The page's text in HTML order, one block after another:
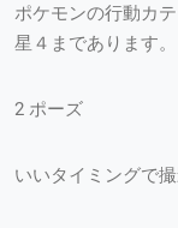
ポケモンの行動カ
星４まであります。
2 ポーズ
いいタイミングで